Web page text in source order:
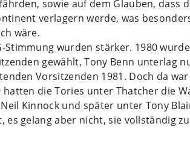
sowie auf dem Glauben, dass
verlagern werde, was
wäre.
Stimmung wurden stärker. 1980
gewählt, Tony Benn unterlag
Vorsitzenden 1981. Doch da
die Tories unter Thatcher die
Kinnock und später unter Tony
es gelang aber nicht, sie vollständig